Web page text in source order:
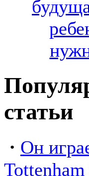
статьи
· Он